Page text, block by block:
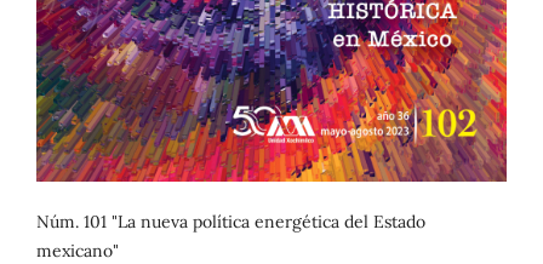
Núm. 101 "La nueva política energética del Estado
mexicano"